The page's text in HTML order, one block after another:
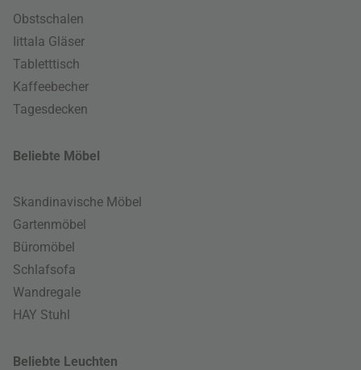
Obstschalen
Iittala Gläser
Tabletttisch
Kaffeebecher
Tagesdecken
Beliebte Möbel
Skandinavische Möbel
Gartenmöbel
Büromöbel
Schlafsofa
Wandregale
HAY Stuhl
Beliebte Leuchten